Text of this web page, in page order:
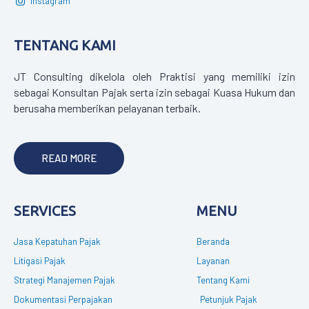
TENTANG KAMI
JT Consulting dikelola oleh Praktisi yang memiliki izin
sebagai Konsultan Pajak serta izin sebagai Kuasa Hukum dan
berusaha memberikan pelayanan terbaik.
READ MORE
SERVICES
Jasa Kepatuhan Pajak
Litigasi Pajak
Strategi Manajemen Pajak
Dokumentasi Perpajakan
MENU
Beranda
Layanan
Tentang Kami
Petunjuk Pajak